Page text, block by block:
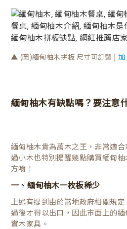
▲ (圖)緬甸柚木拼板 尺寸可訂製 | 加
緬甸柚木有缺點嗎？要注意
緬甸柚木貴為萬木之王，非常適
過小木也特別提醒幾點購買緬甸
方唷！
一、緬甸柚木一枚板稀少
上述有提到由於當地政府相關規
過後才得以出口，因此市面上的
實木家具。